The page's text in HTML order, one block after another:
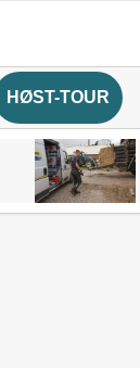
HØST-TOUR